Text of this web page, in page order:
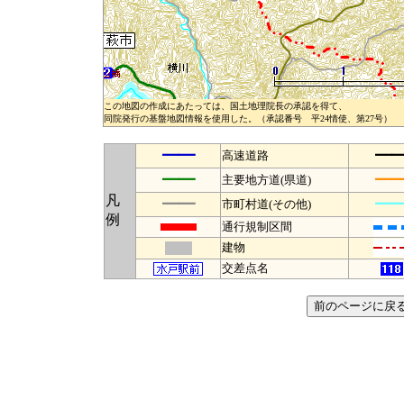
この地図の作成にあたっては、国土地理院長の承認を得て、
同院発行の基盤地図情報を使用した。（承認番号 平24情使、第27号）
凡
例
━━ 高速道路
━━
主要地方道(県道)
━━
市町村道(その他)
通行規制区間
建物
交差点名